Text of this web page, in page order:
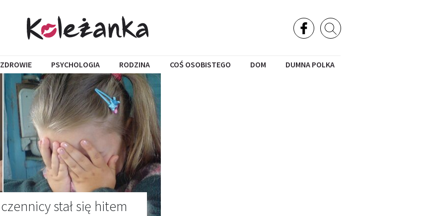
ZDROWIE PSYCHOLOGIA RODZINA COŚ OSOBISTEGO DOM DUMNA POLKA
stał się hitem